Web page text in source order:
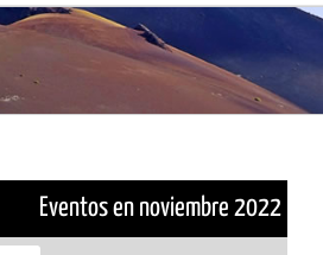
Eventos en noviembre 2022